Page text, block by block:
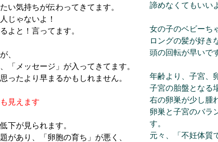
い気持ちが伝わってきてます。
じゃないよ！
よと！言ってます。
、
「メッセージ」が入ってきてます。
ったより早まるかもしれません。
見えます
下が見られます。
があり、「卵胞の育ち」が悪く、
諦めなくてもいい
女の子のベビーち
ロングの髪が好き
頭の回転が早いで
年齢より、子宮、
子宮の胎盤となる
右の卵巣が少し腫
卵巣と子宮のバラ
す。
元々、「不妊体質